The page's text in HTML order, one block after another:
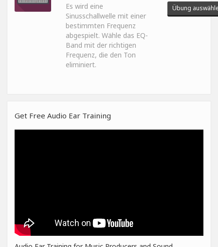
Es wird eine
Sinusschallwelle mit einer
bestimmten Frequenz
abgespielt. Wähle das EQ-
Band mit der richtigen
Frequenz, die den Ton
eliminiert.
Übung
Get Free Audio Ear Training